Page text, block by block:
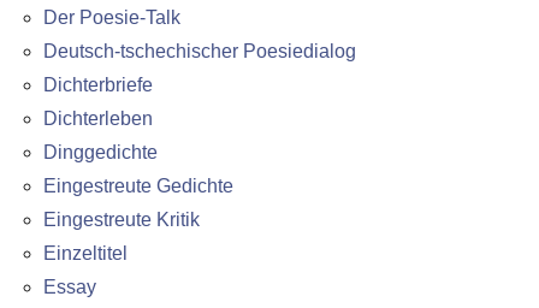
Der Poesie-Talk
Deutsch-tschechischer Poesiedialog
Dichterbriefe
Dichterleben
Dinggedichte
Eingestreute Gedichte
Eingestreute Kritik
Einzeltitel
Essay